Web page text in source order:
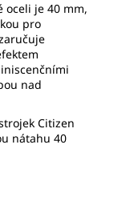
oceli je 40 mm,
pro
nad
Citizen
nátahu 40